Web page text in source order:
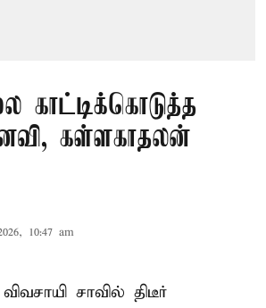
காட்டிக்கொடுத்த
கள்ளகாதலன்
10:47 am
சாவில் திடீர்